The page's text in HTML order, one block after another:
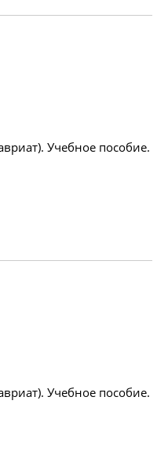
Учебное пособие.
Учебное пособие.